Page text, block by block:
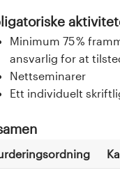
Minimum 75 %
ansvarlig for at
Nettseminarer
Ett individuelt